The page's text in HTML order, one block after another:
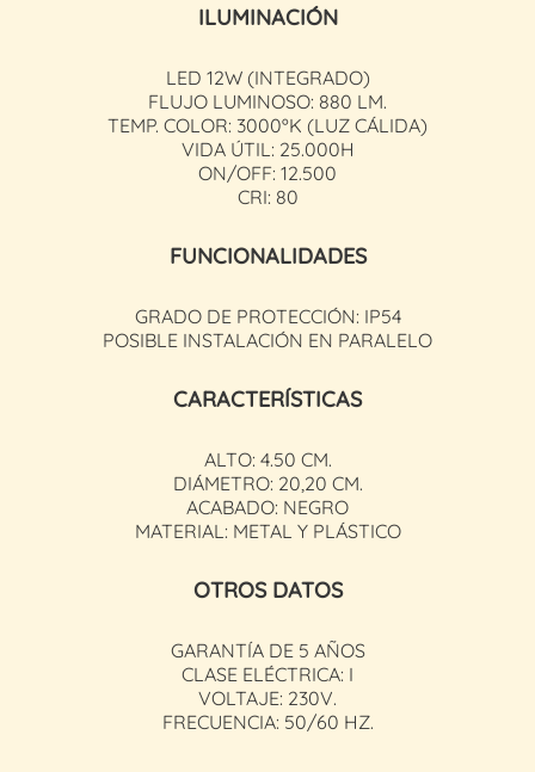
ILUMINACIÓN
LED 12W (INTEGRADO)
FLUJO LUMINOSO: 880 LM.
TEMP. COLOR: 3000ºK (LUZ CÁLIDA)
VIDA ÚTIL: 25.000H
ON/OFF: 12.500
CRI: 80
FUNCIONALIDADES
GRADO DE PROTECCIÓN: IP54
POSIBLE INSTALACIÓN EN PARALELO
CARACTERÍSTICAS
ALTO: 4.50 CM.
DIÁMETRO: 20,20 CM.
ACABADO: NEGRO
MATERIAL: METAL Y PLÁSTICO
OTROS DATOS
GARANTÍA DE 5 AÑOS
CLASE ELÉCTRICA: I
VOLTAJE: 230V.
FRECUENCIA: 50/60 HZ.